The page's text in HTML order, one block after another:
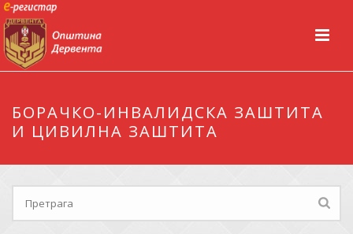
БОРАЧКО-ИНВАЛИДСКА ЗАШТИТА
И ЦИВИЛНА ЗАШТИТА